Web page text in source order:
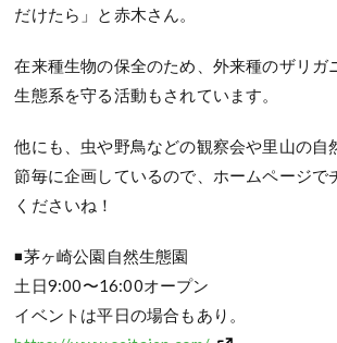
だけたら」と赤木さん。
在来種生物の保全のため、外来種のザリガ
生態系を守る活動もされています。
他にも、虫や野鳥などの観察会や里山の自
節毎に企画しているので、ホームページで
くださいね！
◾茅ヶ崎公園自然生態園
土日9:00〜16:00オープン
イベントは平日の場合もあり。